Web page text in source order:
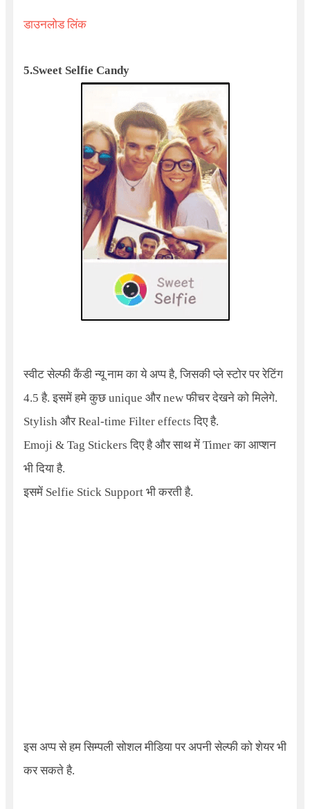
डाउनलोड लिंक
5.Sweet Selfie Candy
स्वीट सेल्फी कैंडी न्यू नाम का ये अप्प है, जिसकी प्ले स्टोर पर रेटिंग
4.5 है. इसमें हमे कुछ unique और new फीचर देखने को मिलेगे.
Stylish औरReal-time Filter effects दिए है.
Emoji & Tag Stickersदिए है और साथ में Timerका आप्शन
भी दिया है.
इसमें Selfie Stick Supportभी करती है.
इस अप्प से हम सिम्पली सोशल मीडिया पर अपनी सेल्फी को शेयर भी
कर सकते है.